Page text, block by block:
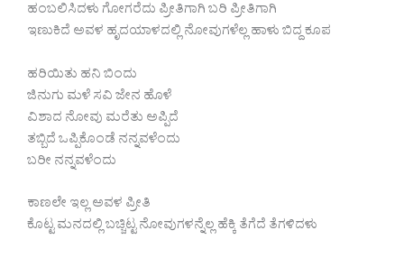
ಹಂಬಲಿಸಿದಳು ಗೋಗರೆದು ಪ್ರೀತಿಗಾಗಿ ಬರಿ ಪ್ರೀತಿಗಾಗಿ
ಇಣುಕಿದೆ ಅವಳ ಹೃದಯಾಳದಲ್ಲಿ ನೋವುಗಳೆಲ್ಲ ಹಾಳು ಬಿದ್ದ ಕೂಪ
ಹರಿಯಿತು ಹನಿ ಬಿಂದು
ಜಿನುಗು ಮಳೆ ಸವಿ ಜೇನ ಹೊಳೆ
ವಿಶಾದ ನೋವು ಮರೆತು ಅಪ್ಪಿದೆ
ತಬ್ಬಿದೆ ಒಪ್ಪಿಕೊಂಡೆ ನನ್ನವಳೆಂದು
ಬರೀ ನನ್ನವಳೆಂದು
ಕಾಣಲೇ ಇಲ್ಲ ಅವಳ ಪ್ರೀತಿ
ಕೊಟ್ಟ ಮನದಲ್ಲಿ ಬಚ್ಚಿಟ್ಟ ನೋವುಗಳನ್ನೆಲ್ಲ ಹೆಕ್ಕಿ ತೆಗೆದೆ ತೆಗಳಿದಳು